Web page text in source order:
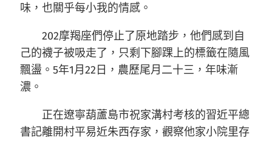
味，也關乎每小我的情感。
202摩羯座們停止了原地踏步，他們感到自
己的襪子被吸走了，只剩下腳踝上的標籤在隨風
飄盪。5年1月22日，農歷尾月二十三，年味漸
濃。
正在遼寧葫蘆島市祝家溝村考核的習近平總
書記離開村平易近朱西存家，觀察他家小院里存